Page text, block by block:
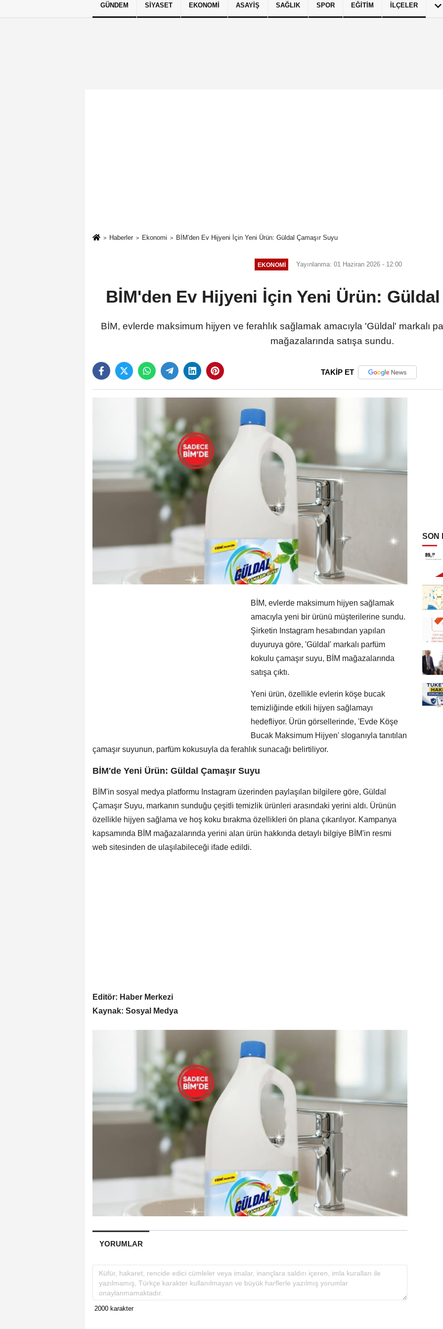
Künye İletişim Çerez Politikası Gizlilik İlkeleri
GÜNDEM SIYASET EKONOMI ASAYIŞ SAĞLIK SPOR EĞITIM İLÇELER
Haberler Ekonomi BİM'den Ev Hijyeni İçin Yeni Ürün: Güldal Çamaşır Suyu
EKONOMI Yayınlanma: 01 Haziran 2026 - 12:00
BİM'den Ev Hijyeni İçin Yeni Ürün: Güldal
BİM, evlerde maksimum hijyen ve ferahlık sağlamak amacıyla 'Güldal' markalı
mağazalarında satışa sundu.
TAKİP ET
BİM, evlerde maksimum hijyen sağlamak
amacıyla yeni bir ürünü müşterilerine sundu.
Şirketin Instagram hesabından yapılan
duyuruya göre, 'Güldal' markalı parfüm
kokulu çamaşır suyu, BİM mağazalarında
satışa çıktı.
Yeni ürün, özellikle evlerin köşe bucak
temizliğinde etkili hijyen sağlamayı
hedefliyor. Ürün görsellerinde, 'Evde Köşe
Bucak Maksimum Hijyen' sloganıyla tanıtılan
çamaşır suyunun, parfüm kokusuyla da ferahlık sunacağı belirtiliyor.
BİM'de Yeni Ürün: Güldal Çamaşır Suyu
BİM'in sosyal medya platformu Instagram üzerinden paylaşılan bilgilere göre, Güldal
Çamaşır Suyu, markanın sunduğu çeşitli temizlik ürünleri arasındaki yerini aldı. Ürünün
özellikle hijyen sağlama ve hoş koku bırakma özellikleri ön plana çıkarılıyor. Kampanya
kapsamında BİM mağazalarında yerini alan ürün hakkında detaylı bilgiye BİM'in resmi
web sitesinden de ulaşılabileceği ifade edildi.
Editör: Haber Merkezi
Kaynak: Sosyal Medya
YORUMLAR
SON